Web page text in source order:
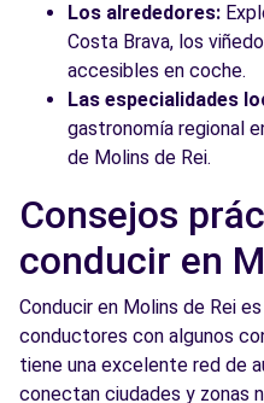
Los alrededores:
Costa Brava, los
accesibles en coche.
Las especialidades
gastronomía regional
de Molins de Rei.
Consejos
conducir en
Conducir en Molins de Rei
conductores con algunos
tiene una excelente red de
conectan ciudades y zonas